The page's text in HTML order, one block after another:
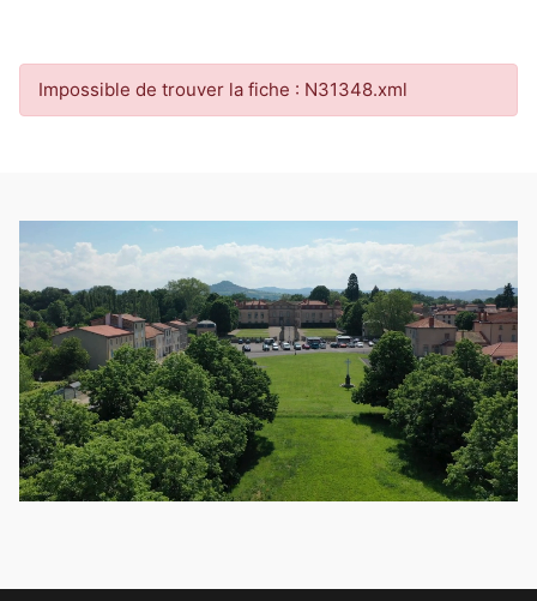
Impossible de trouver la fiche : N31348.xml